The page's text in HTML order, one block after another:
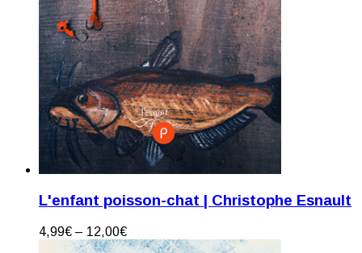
L'enfant poisson-chat | Christophe Esnault
4,99€ – 12,00€